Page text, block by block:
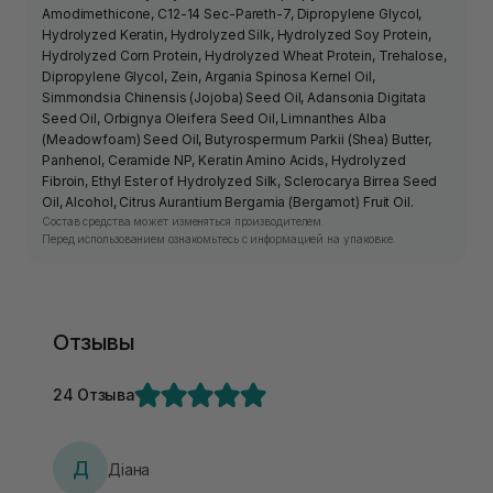
Amodimethicone, C12-14 Sec-Pareth-7, Dipropylene Glycol,
Hydrolyzed Keratin, Hydrolyzed Silk, Hydrolyzed Soy Protein,
Hydrolyzed Corn Protein, Hydrolyzed Wheat Protein, Trehalose,
Dipropylene Glycol, Zein, Argania Spinosa Kernel Oil,
Simmondsia Chinensis (Jojoba) Seed Oil, Adansonia Digitata
Seed Oil, Orbignya Oleifera Seed Oil, Limnanthes Alba
(Meadowfoam) Seed Oil, Butyrospermum Parkii (Shea) Butter,
Panhenol, Ceramide NP, Keratin Amino Acids, Hydrolyzed
Fibroin, Ethyl Ester of Hydrolyzed Silk, Sclerocarya Birrea Seed
Oil, Alcohol, Citrus Aurantium Bergamia (Bergamot) Fruit Oil.
Состав средства может изменяться производителем.
Перед использованием ознакомьтесь с информацией на упаковке.
Отзывы
24 Отзыва
Д Діана